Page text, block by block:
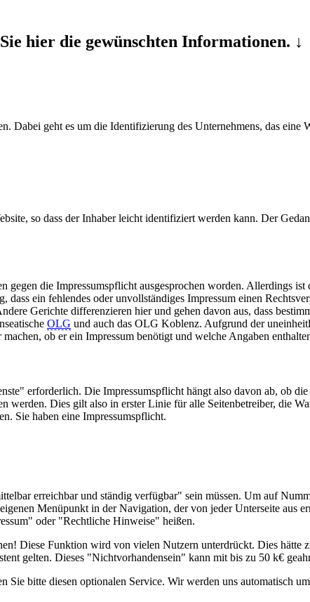
hier die gewünschten Informationen. ↓
Dabei geht es um die Identifizierung des Unternehmens, das eine
so dass der Inhaber leicht identifiziert werden kann. Der
gegen die Impressumspflicht ausgesprochen worden. Allerdings ist
ein fehlendes oder unvollständiges Impressum einen
Gerichte differenzieren hier und gehen davon aus, dass
OLG und auch das OLG Koblenz. Aufgrund der
ob er ein Impressum benötigt und welche Angaben
erforderlich. Die Impressumspflicht hängt also davon ab, ob
werden. Dies gilt also in erster Linie für alle Seitenbetreiber, die
Sie haben eine Impressumspflicht.
erreichbar und ständig verfügbar" sein müssen. Um auf
Menüpunkt in der Navigation, der von jeder Unterseite aus
oder "Rechtliche Hinweise" heißen.
Diese Funktion wird von vielen Nutzern unterdrückt. Dies hätte
gelten. Dieses "Nichtvorhandensein" kann mit bis zu 50 k€
Sie bitte diesen optionalen Service. Wir werden uns automatisch